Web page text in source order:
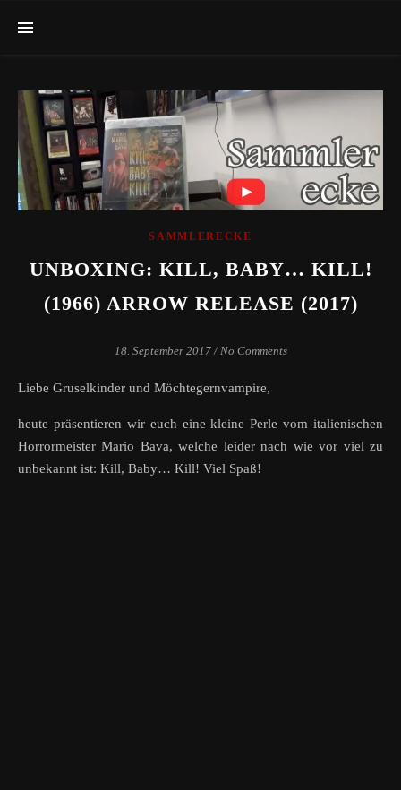
SAMMLERECKE
UNBOXING: KILL, BABY… KILL!
(1966) ARROW RELEASE (2017)
18. September 2017 / No Comments
Liebe Gruselkinder und Möchtegernvampire,
heute präsentieren wir euch eine kleine Perle vom italienischen
Horrormeister Mario Bava, welche leider nach wie vor viel zu
unbekannt ist: Kill, Baby… Kill! Viel Spaß!